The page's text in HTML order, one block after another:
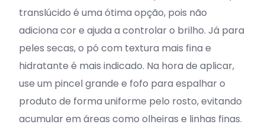
translúcido é uma ótima opção, pois não
adiciona cor e ajuda a controlar o brilho. Já para
peles secas, o pó com textura mais fina e
hidratante é mais indicado. Na hora de aplicar,
use um pincel grande e fofo para espalhar o
produto de forma uniforme pelo rosto, evitando
acumular em áreas como olheiras e linhas finas.